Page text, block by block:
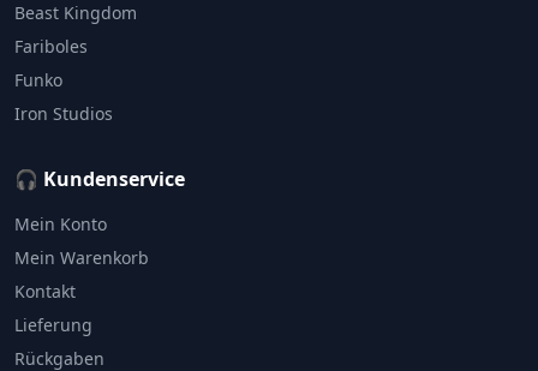
Beast Kingdom
Fariboles
Funko
Iron Studios
🎧 Kundenservice
Mein Konto
Mein Warenkorb
Kontakt
Lieferung
Rückgaben